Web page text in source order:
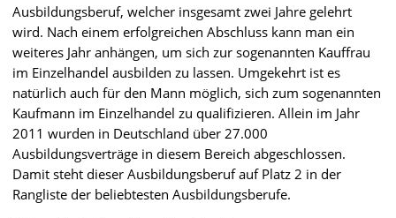
Ausbildungsberuf, welcher insgesamt zwei Jahre gelehrt
wird. Nach einem erfolgreichen Abschluss kann man ein
weiteres Jahr anhängen, um sich zur sogenannten Kauffrau
im Einzelhandel ausbilden zu lassen. Umgekehrt ist es
natürlich auch für den Mann möglich, sich zum sogenannten
Kaufmann im Einzelhandel zu qualifizieren. Allein im Jahr
2011 wurden in Deutschland über 27.000
Ausbildungsverträge in diesem Bereich abgeschlossen.
Damit steht dieser Ausbildungsberuf auf Platz 2 in der
Rangliste der beliebtesten Ausbildungsberufe.